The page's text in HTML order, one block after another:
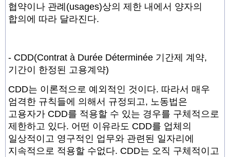
협약이나 관례(usages)상의 제한 내에서 양자의
합의에 따라 달라진다.
- CDD(Contrat à Durée Déterminée 기간제 계약,
기간이 한정된 고용계약)
CDD는 이론적으로 예외적인 것이다. 따라서 매우
엄격한 규칙들에 의해서 규정되고, 노동법은
고용자가 CDD를 적용할 수 있는 경우를 구체적으로
제한하고 있다. 어떤 이유라도 CDD를 업체의
일상적이고 영구적인 업무와 관련된 일자리에
지속적으로 적용할 수없다. CDD는 오직 구체적이고